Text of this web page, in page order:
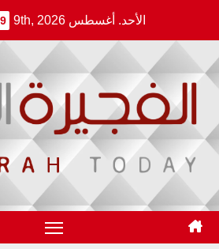
content
الأحد. أغسطس 9th, 2026